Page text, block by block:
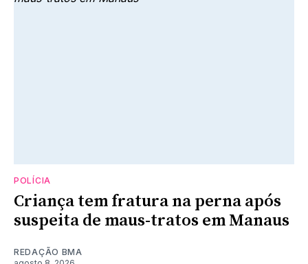
POLÍCIA
Criança tem fratura na perna após
suspeita de maus-tratos em Manaus
REDAÇÃO BMA